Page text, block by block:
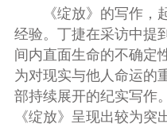
《绽放》的写作
经验。丁捷在采访中提
间内直面生命的不确定
为对现实与他人命运的
部持续展开的纪实写作
《绽放》呈现出较为